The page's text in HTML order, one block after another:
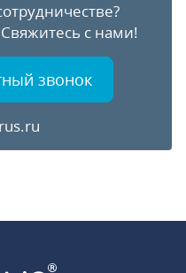
Свяжитесь с нами!
звонок